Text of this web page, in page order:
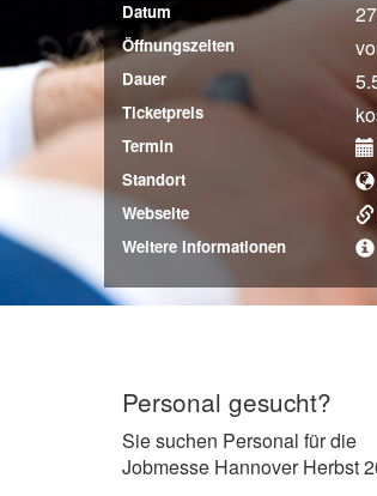
Datum
Öffnungszeiten
Dauer
Ticketpreis
Termin
Standort
Webseite
Weitere Informationen
Personal gesucht?
Sie suchen Personal für die
Jobmesse Hannover Herbst